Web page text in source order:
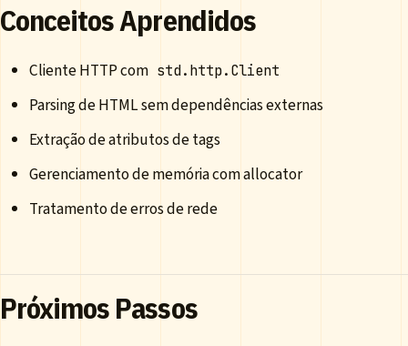
Conceitos Aprendidos
Cliente HTTP com std.http.Client
Parsing de HTML sem dependências externas
Extração de atributos de tags
Gerenciamento de memória com allocator
Tratamento de erros de rede
Próximos Passos